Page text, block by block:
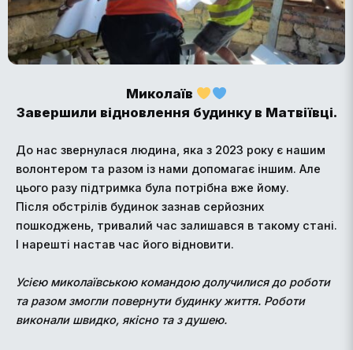
Миколаїв
Завершили відновлення будинку в Матвіївці.
До нас звернулася людина, яка з 2023 року є нашим
волонтером та разом із нами допомагає іншим. Але
цього разу підтримка була потрібна вже йому.
Після обстрілів будинок зазнав серйозних
пошкоджень, тривалий час залишався в такому стані.
І нарешті настав час його відновити.
Усією миколаївською командою долучилися до роботи
та разом змогли повернути будинку життя. Роботи
виконали швидко, якісно та з душею.